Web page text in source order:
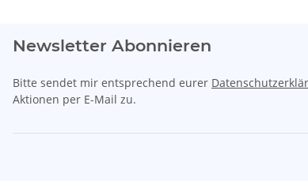
Newsletter Abonnieren
Bitte sendet mir entsprechend eurer
Aktionen per E-Mail zu.